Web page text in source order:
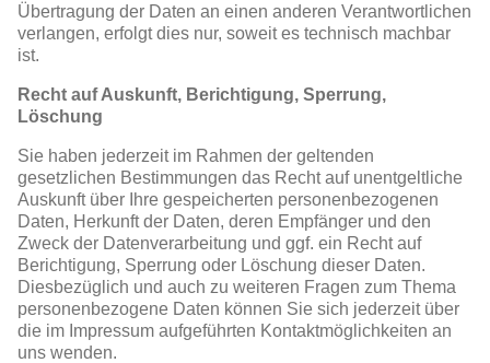
Übertragung der Daten an einen anderen Verantwortlichen
verlangen, erfolgt dies nur, soweit es technisch machbar
ist.
Recht auf Auskunft, Berichtigung, Sperrung,
Löschung
Sie haben jederzeit im Rahmen der geltenden
gesetzlichen Bestimmungen das Recht auf unentgeltliche
Auskunft über Ihre gespeicherten personenbezogenen
Daten, Herkunft der Daten, deren Empfänger und den
Zweck der Datenverarbeitung und ggf. ein Recht auf
Berichtigung, Sperrung oder Löschung dieser Daten.
Diesbezüglich und auch zu weiteren Fragen zum Thema
personenbezogene Daten können Sie sich jederzeit über
die im Impressum aufgeführten Kontaktmöglichkeiten an
uns wenden.